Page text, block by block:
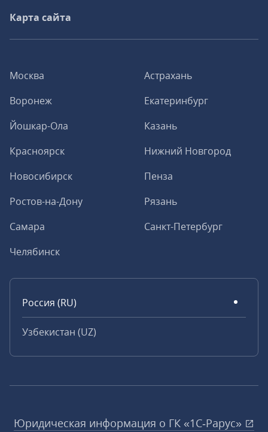
Москва
Астрахань
Воронеж
Екатеринбург
Йошкар-Ола
Казань
Красноярск
Нижний Новгород
Новосибирск
Пенза
Ростов-на-Дону
Рязань
Самара
Санкт-Петербург
Челябинск
Россия (RU)
Узбекистан (UZ)
Карта сайта
Юридическая информация о ГК «1С‑Рарус»